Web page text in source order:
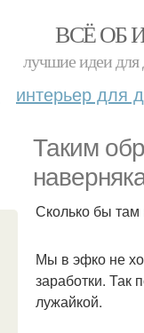
ВСЁ ОБ
лучшие идеи для
интерьер для
Таким
Сколько бы там
Мы в эфко не
заработки. Так
лужайкой.